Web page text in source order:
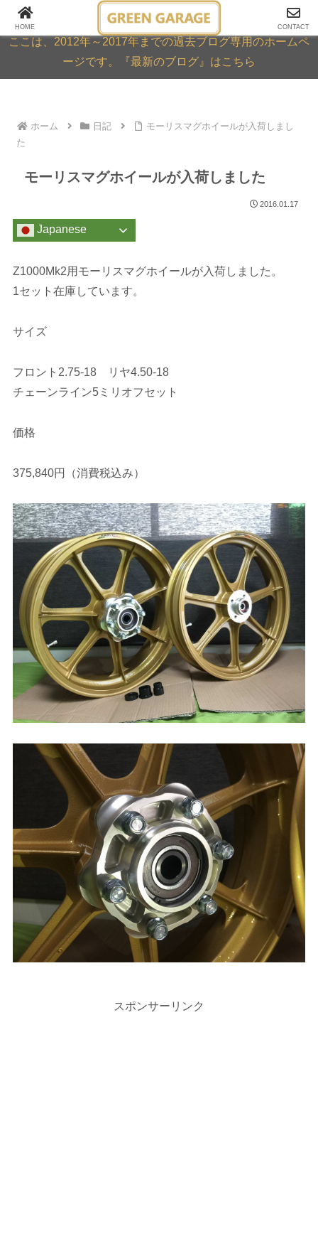
GREEN GARAGE ARCHIVE
ここは、2012年～2017年までの過去ブログ専用のホームペ
ージです。『最新のブログ』はこちら
ホーム 日記
モーリスマグホイールが入荷しまし
た
モーリスマグホイールが入荷しました
2016.01.17
Japanese
Z1000Mk2用モーリスマグホイールが入荷しました。
1セット在庫しています。
サイズ
フロント2.75-18 リヤ4.50-18
チェーンライン5ミリオフセット
価格
375,840円（消費税込み）
スポンサーリンク
HOME CONTACT